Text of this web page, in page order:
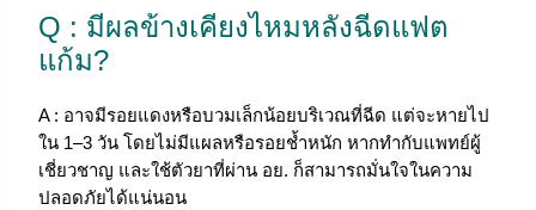
Q : มีผลข้างเคียงไหมหลังฉีดแฟต
แก้ม?
A : อาจมีรอยแดงหรือบวมเล็กน้อยบริเวณที่ฉีด แต่จะหายไป
ใน 1–3 วัน โดยไม่มีแผลหรือรอยช้ำหนัก หากทำกับแพทย์ผู้
เชี่ยวชาญ และใช้ตัวยาที่ผ่าน อย. ก็สามารถมั่นใจในความ
ปลอดภัยได้แน่นอน